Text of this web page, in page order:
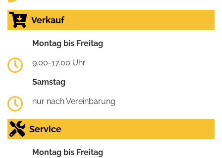
Verkauf
Montag bis Freitag
9.00-17.00 Uhr
Samstag
nur nach Vereinbarung
Service
Montag bis Freitag